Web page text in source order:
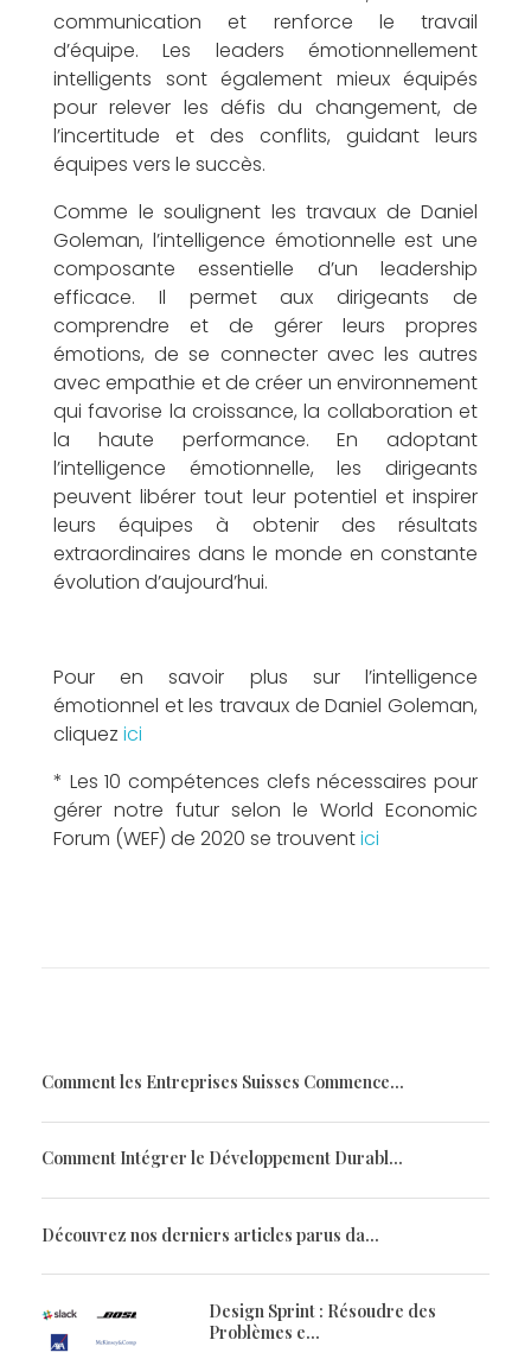
C
l
é
d
’
u
L
e
communication et renforce le travail
d’équipe. Les leaders émotionnellement
intelligents sont également mieux équipés
pour relever les défis du changement, de
l’incertitude et des conflits, guidant leurs
équipes vers le succès.
Comme le soulignent les travaux de Daniel
Goleman, l’intelligence émotionnelle est une
composante essentielle d’un leadership
efficace. Il permet aux dirigeants de
comprendre et de gérer leurs propres
émotions, de se connecter avec les autres
avec empathie et de créer un environnement
qui favorise la croissance, la collaboration et
la haute performance. En adoptant
l’intelligence émotionnelle, les dirigeants
peuvent libérer tout leur potentiel et inspirer
leurs équipes à obtenir des résultats
extraordinaires dans le monde en constante
évolution d’aujourd’hui.
Pour en savoir plus sur l’intelligence
émotionnel et les travaux de Daniel Goleman,
cliquez ici
* Les 10 compétences clefs nécessaires pour
gérer notre futur selon le World Economic
Forum (WEF) de 2020 se trouventici
Comment les Entreprises Suisses Commence...
Comment Intégrer le Développement Durabl...
Découvrez nos derniers articles parus da...
Design Sprint : Résoudre des
Problèmes e...